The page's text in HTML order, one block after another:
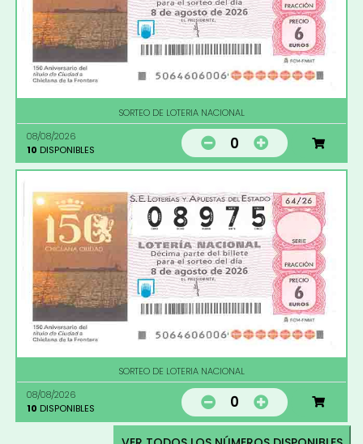
SORTEO DE LOTERIA NACIONAL
08/08/2026
10 DISPONIBLES 0
SORTEO DE LOTERIA NACIONAL
08/08/2026
10 DISPONIBLES 0